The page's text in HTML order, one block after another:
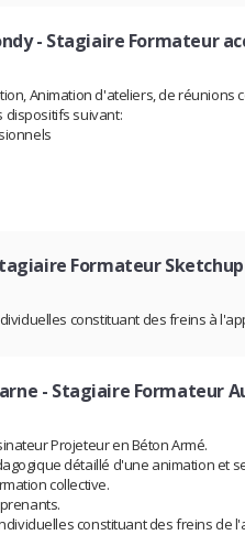
- Stagiaire Formateur
Animation d'ateliers, de réunions
dispositifs suivant:
Formateur Sketchup
constituant des freins à
- Stagiaire Formateur
Projeteur en Béton Armé.
détaillé d'une animation et
collective.
constituant des freins de